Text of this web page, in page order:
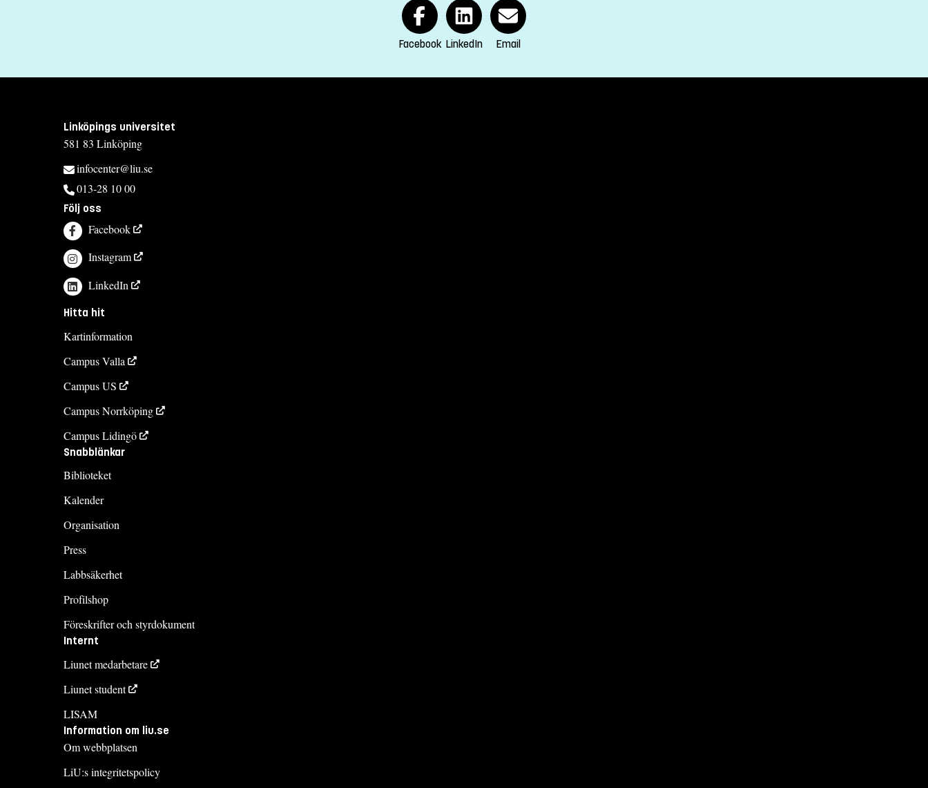
Facebook LinkedIn Email
Linköpings universitet
581 83 Linköping
infocenter@liu.se
013-28 10 00
Följ oss
Facebook
Instagram
LinkedIn
Hitta hit
Kartinformation
Campus Valla
Campus US
Campus Norrköping
Campus Lidingö
Snabblänkar
Biblioteket
Kalender
Organisation
Press
Labbsäkerhet
Profilshop
Föreskrifter och styrdokument
Internt
Liunet medarbetare
Liunet student
LISAM
Information om liu.se
Om webbplatsen
LiU:s integritetspolicy